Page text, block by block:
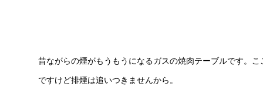
昔ながらの煙がもうもうになるガスの焼肉テーブルです。
ですけど排煙は追いつきませんから。